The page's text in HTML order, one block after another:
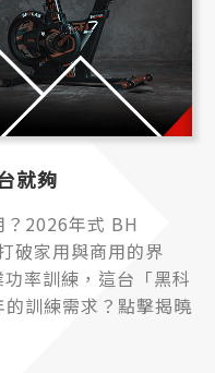
就夠
？2026年式 BH
破家用與商用的界
率訓練，這台「黑科
訓練需求？點擊揭曉